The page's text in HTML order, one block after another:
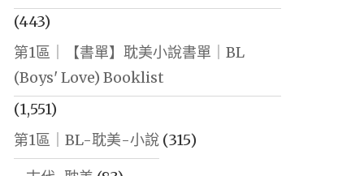
(443)
第1區｜【書單】耽美小說書單｜BL
(Boys' Love) Booklist
(1,551)
第1區｜BL-耽美-小說(315)